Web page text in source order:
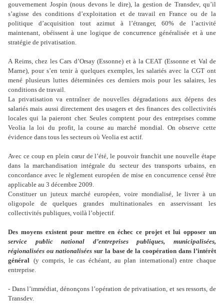
gouvernement Jospin (nous devons le dire), la gestion de Transdev, qu’il
s’agisse des conditions d’exploitation et de travail en France ou de la
politique d’acquisition tout azimut à l’étranger, 60% de l’activité
maintenant, obéissent à une logique de concurrence généralisée et à une
stratégie de privatisation.
A Reims, chez les Cars d’Orsay (Essonne) et à la CEAT (Essonne et Val de
Marne), pour s’en tenir à quelques exemples, les salariés avec la CGT ont
mené plusieurs luttes déterminées ces derniers mois pour les salaires, les
conditions de travail.
La privatisation va entraîner de nouvelles dégradations aux dépens des
salariés mais aussi directement des usagers et des finances des collectivités
locales qui la paieront cher. Seules comptent pour des entreprises comme
Veolia la loi du profit, la course au marché mondial. On observe cette
évidence dans tous les secteurs où Veolia est actif.
Avec ce coup en plein cœur de l’été, le pouvoir franchit une nouvelle étape
dans la marchandisation intégrale du secteur des transports urbains, en
concordance avec le règlement européen de mise en concurrence censé être
applicable au 3 décembre 2009.
Constituer un juteux marché européen, voire mondialisé, le livrer à un
oligopole de quelques grandes multinationales en asservissant les
collectivités publiques, voilà l’objectif.
Des moyens existent pour mettre en échec ce projet et lui opposer un
service public national d’entreprises publiques, municipalisées,
régionalisées ou nationaliséessur la base de la coopération dans l’intérêt
général (y compris, le cas échéant, au plan international) entre chaque
entreprise.
- Dans l’immédiat, dénonçons l’opération de privatisation, et ses ressorts, de
Transdev.